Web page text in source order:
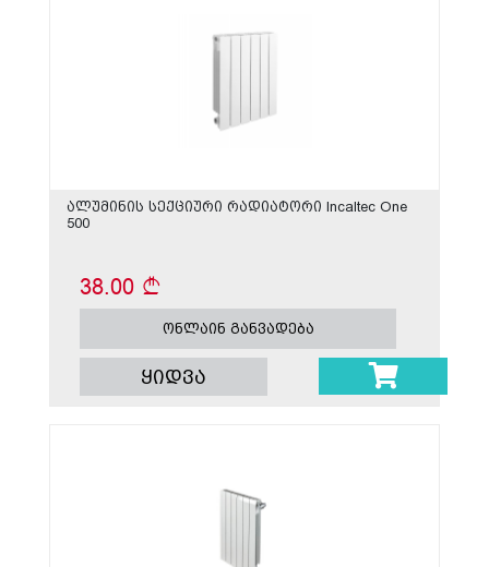
ალუმინის სექციური რადიატორი Incaltec One
500
38.00
ონლაინ განვადება
ყიდვა